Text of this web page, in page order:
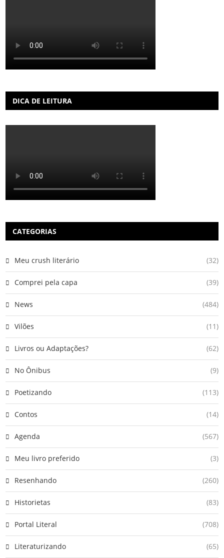
DICA DE LEITURA
CATEGORIAS
Meu crush literário (32)
Comprei pela capa (39)
News (484)
Vilões (11)
Livros ou Adaptações? (62)
No Ônibus (9)
Poetizando (113)
Contos (14)
Agenda (567)
Meu livro preferido (3)
Resenhando (260)
Historietas (83)
Portal Literal (708)
Literaturizando (65)